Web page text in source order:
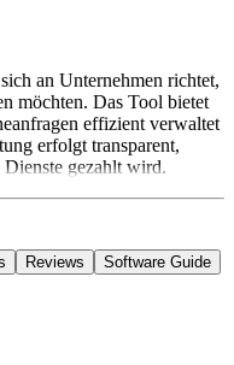
an Unternehmen richtet,
möchten. Das Tool bietet
effizient verwaltet
erfolgt transparent,
Dienste gezahlt wird.
Reviews Software Guide